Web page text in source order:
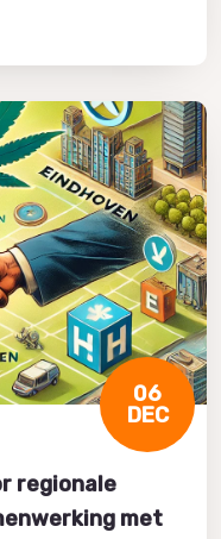
06
DEC
regionale
met